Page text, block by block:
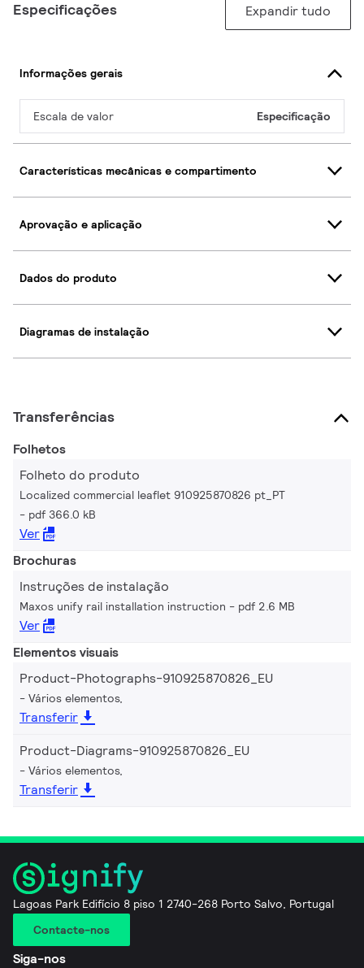
Especificações Expandir tudo
Informações gerais
Escala de valor Especificação
Características mecânicas e compartimento
Aprovação e aplicação
Dados do produto
Diagramas de instalação
Transferências
Folhetos
Folheto do produto
Localized commercial leaflet 910925870826 pt_PT
pdf 366.0 kB
Ver
Brochuras
Instruções de instalação
Maxos unify rail installation instruction pdf 2.6 MB
Ver
Elementos visuais
Product-Photographs-910925870826_EU
Vários elementos,
Transferir
Product-Diagrams-910925870826_EU
Vários elementos,
Transferir
Lagoas Park Edifício 8 piso 1 2740-268 Porto Salvo, Portugal
Contacte-nos
Siga-nos